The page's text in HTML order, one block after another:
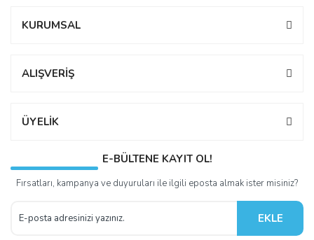
KURUMSAL
ALIŞVERİŞ
ÜYELİK
E-BÜLTENE KAYIT OL!
Fırsatları, kampanya ve duyuruları ile ilgili eposta almak ister misiniz?
EKLE